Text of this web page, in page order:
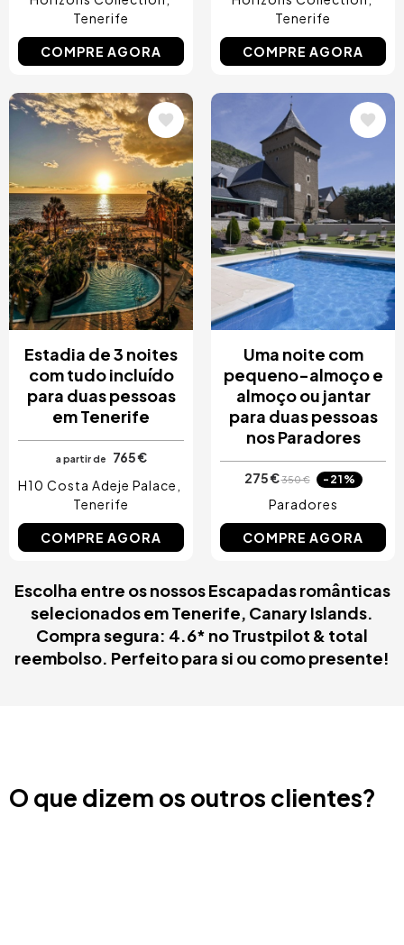
Tenerife
COMPRE AGORA
Tenerife
COMPRE AGORA
Imagem
Estadia de 3 noites
com tudo incluído
para duas pessoas
em Tenerife
a partir de
765 €
H10 Costa Adeje Palace
Tenerife
COMPRE AGORA
Imagem
Uma noite com
pequeno-almoço e
almoço ou jantar
para duas pessoas
nos Paradores
275 €350 € -21%
Paradores
COMPRE AGORA
Escolha entre os nossos Escapadas românticas
selecionados em Tenerife, Canary Islands.
Compra segura: 4.6* no Trustpilot & total
reembolso. Perfeito para si ou como presente!
O que dizem os outros clientes?